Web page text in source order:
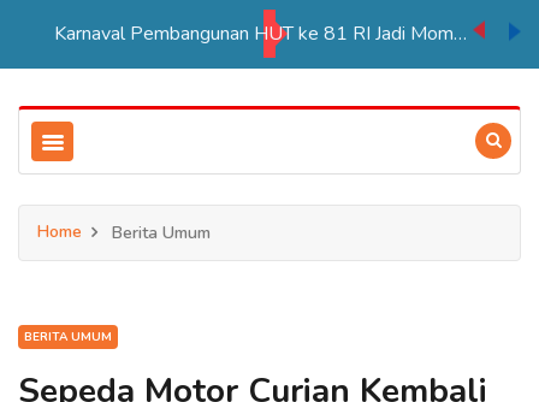
Karnaval Pembangunan HUT ke 81 RI Jadi Momentum Perkuat Persatuan di Merauke
Home Berita Umum
BERITA UMUM
Sepeda Motor Curian Kembali